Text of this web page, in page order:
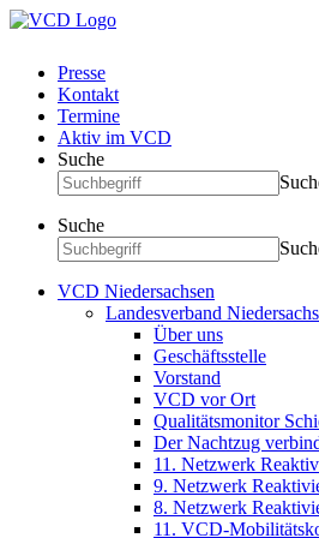
Presse
Kontakt
Termine
Aktiv im VCD
Suche
Suche
VCD Niedersachsen
Landesverband
Über uns
Geschäftsstelle
Vorstand
VCD vor Ort
Qualitätsmonitor
Der Nachtzug
11. Netzwerk
9. Netzwerk
8. Netzwerk
11. VCD-